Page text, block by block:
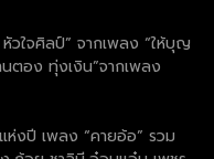
วใจศิลป์” จากเพลง “ให้บุญ
อง ทุ่งเงิน”จากเพลง
งปี เพลง “คายอ้อ” รวม